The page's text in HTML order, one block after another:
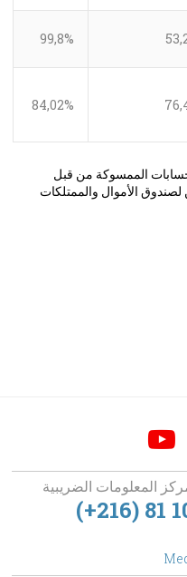
99,8%
84,02%
الممسوكة من قبل
لصندوق الأموال والممتلكات
المعلومات الضريبية
(+216) 81